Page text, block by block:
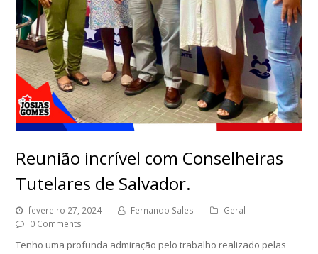
Reunião incrível com Conselheiras
Tutelares de Salvador.
fevereiro 27, 2024 Fernando Sales
Geral
0 Comments
Tenho uma profunda admiração pelo trabalho realizado pelas